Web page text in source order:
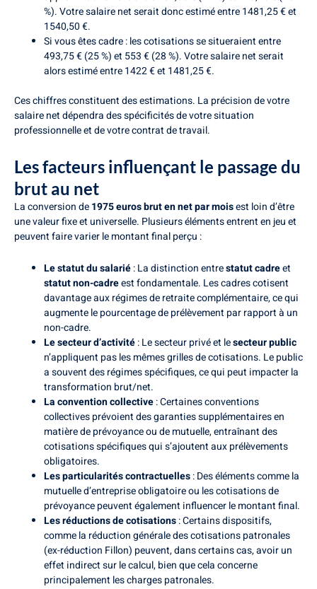
%). Votre salaire net serait donc estimé entre 1481,25 € et
1540,50 €.
Si vous êtes cadre : les cotisations se situeraient entre
493,75 € (25 %) et 553 € (28 %). Votre salaire net serait
alors estimé entre 1422 € et 1481,25 €.
Ces chiffres constituent des estimations. La précision de votre
salaire net dépendra des spécificités de votre situation
professionnelle et de votre contrat de travail.
Les facteurs influençant le passage du
brut au net
La conversion de1975 euros brut en net par moisest loin d’être
une valeur fixe et universelle. Plusieurs éléments entrent en jeu et
peuvent faire varier le montant final perçu :
Le statut du salarié: La distinction entrestatut cadreet
statut non-cadreest fondamentale. Les cadres cotisent
davantage aux régimes de retraite complémentaire, ce qui
augmente le pourcentage de prélèvement par rapport à un
non-cadre.
Le secteur d’activité: Le secteur privé et lesecteur public
n’appliquent pas les mêmes grilles de cotisations. Le public
a souvent des régimes spécifiques, ce qui peut impacter la
transformation brut/net.
La convention collective: Certaines conventions
collectives prévoient des garanties supplémentaires en
matière de prévoyance ou de mutuelle, entraînant des
cotisations spécifiques qui s’ajoutent aux prélèvements
obligatoires.
Les particularités contractuelles: Des éléments comme la
mutuelle d’entreprise obligatoire ou les cotisations de
prévoyance peuvent également influencer le montant final.
Les réductions de cotisations: Certains dispositifs,
comme la réduction générale des cotisations patronales
(ex-réduction Fillon) peuvent, dans certains cas, avoir un
effet indirect sur le calcul, bien que cela concerne
principalement les charges patronales.